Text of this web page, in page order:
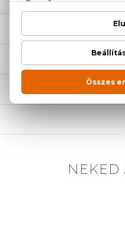
NEKED